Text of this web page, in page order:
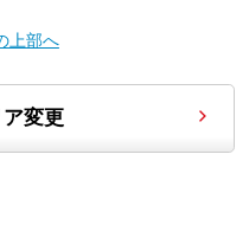
上部へ
変更